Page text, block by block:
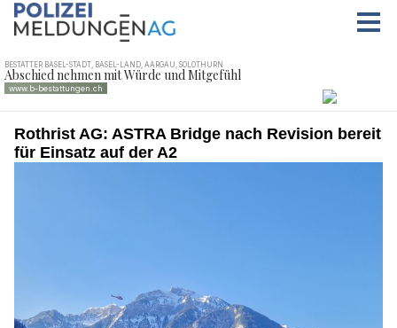
Rothrist AG: ASTRA Bridge nach Revision bereit
für Einsatz auf der A2